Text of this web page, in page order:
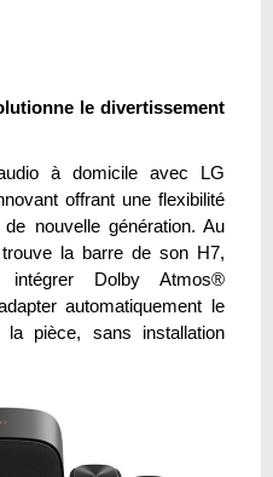
le divertissement
à domicile avec LG
offrant une flexibilité
nouvelle génération. Au
la barre de son H7,
Dolby Atmos®
automatiquement le
pièce, sans installation